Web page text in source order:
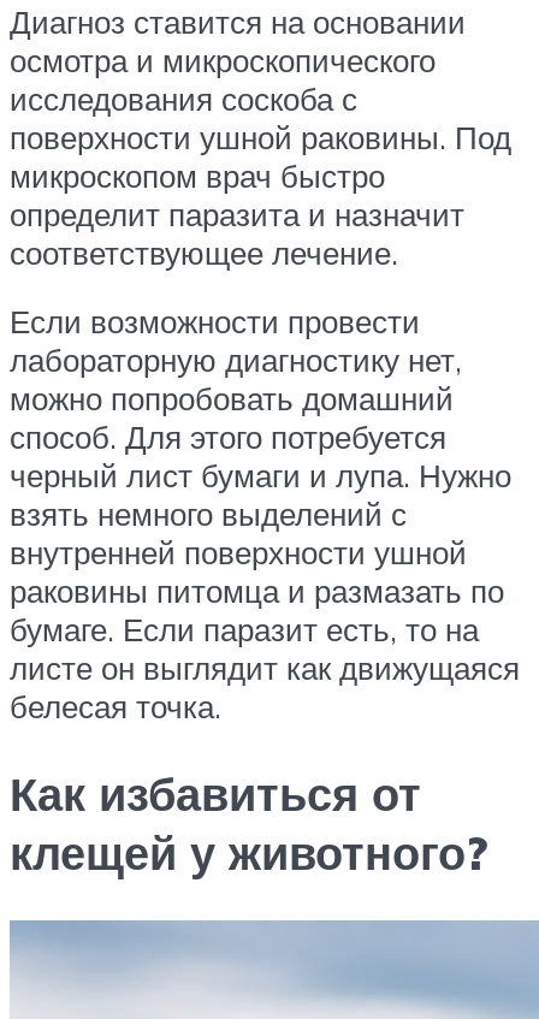
Диагноз ставится на основании
осмотра и микроскопического
исследования соскоба с
поверхности ушной раковины. Под
микроскопом врач быстро
определит паразита и назначит
соответствующее лечение.
Если возможности провести
лабораторную диагностику нет,
можно попробовать домашний
способ. Для этого потребуется
черный лист бумаги и лупа. Нужно
взять немного выделений с
внутренней поверхности ушной
раковины питомца и размазать по
бумаге. Если паразит есть, то на
листе он выглядит как движущаяся
белесая точка.
Как избавиться от
клещей у животного?